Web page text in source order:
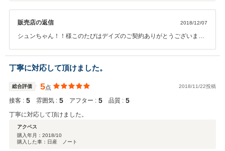
販売店の返信 2018/12/07
シュンちゃん！！様このたびはデイズのご契約ありがとうございまし
く思います。 アフターサポートもさせていただければと思いますので
今後もよろしくお願いいたします。
丁寧に対応して頂けました。
総合評価 5点 2018/11/22投稿
接客 : 5 雰囲気 : 5 アフター : 5 品質 : 5
丁寧に対応して頂けました。
アクベス
購入年月： 2018/10
購入した車：日産 ノート